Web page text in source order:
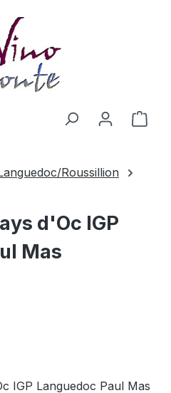
Roussillion
d'Oc IGP
Mas